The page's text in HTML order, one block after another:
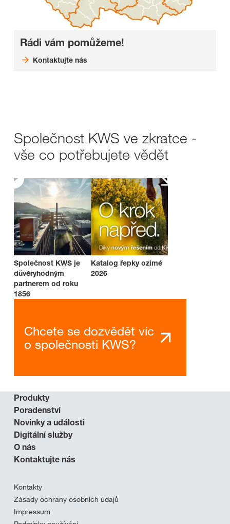
Rádi vám pomůžeme!
Kontaktujte nás
Společnost KWS ve zkratce -
vše co potřebujete vědět
Společnost KWS je
důvěryhodným
partnerem od roku
1856
Katalog řepky ozimé
2026
Chcete se dozvědět víc
o společnosti KWS?
Produkty
Poradenství
Novinky a události
Digitální služby
O nás
Kontaktujte nás
Kontakty
Zásady ochrany osobních údajů
Impressum